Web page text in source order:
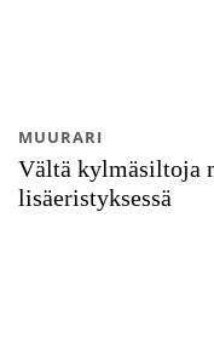
Vältä kylmäsiltoja
lisäeristyksessä
MUURARI